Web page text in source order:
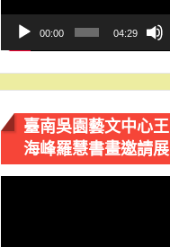
放
00:00 04:29
臺南吳園藝文中心王
海峰羅慧書畫邀請展